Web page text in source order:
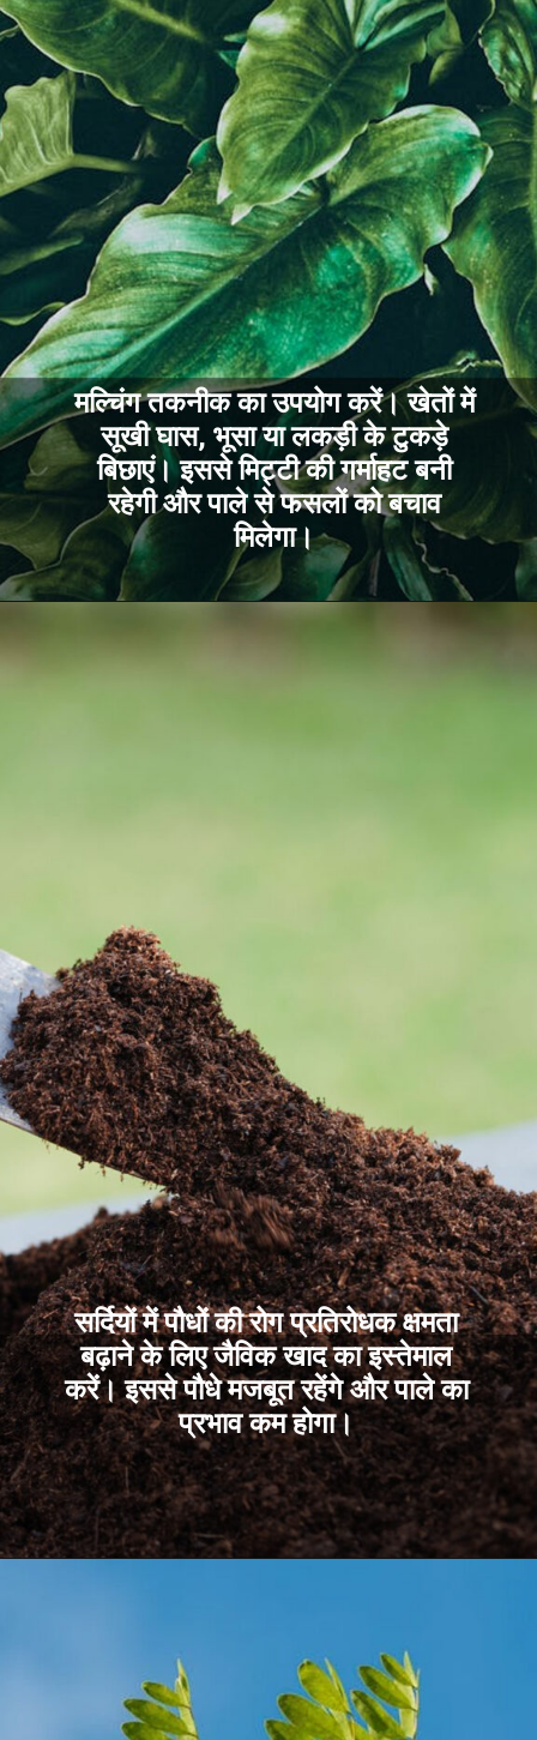
मल्चिंग तकनीक का उपयोग करें। खेतों में
सूखी घास, भूसा या लकड़ी के टुकड़े
बिछाएं। इससे मिट्टी की गर्माहट बनी
रहेगी और पाले से फसलों को बचाव
मिलेगा।
सर्दियों में पौधों की रोग प्रतिरोधक क्षमता
बढ़ाने के लिए जैविक खाद का इस्तेमाल
करें। इससे पौधे मजबूत रहेंगे और पाले का
प्रभाव कम होगा।